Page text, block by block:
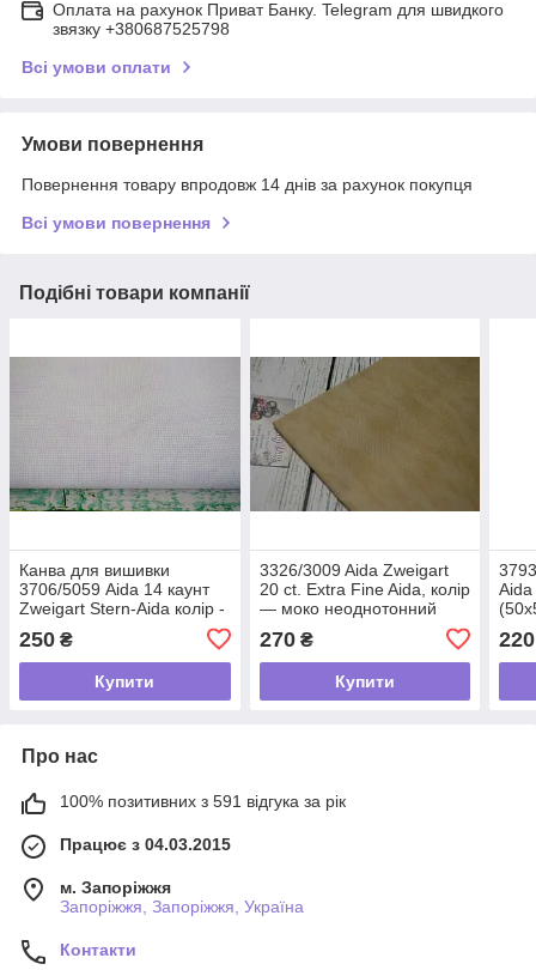
Оплата на рахунок Приват Банку. Telegram для швидкого
звязку +380687525798
Всі умови оплати
Умови повернення
Повернення товару впродовж 14 днів за рахунок покупця
Всі умови повернення
Подібні товари компанії
Канва для вишивки
3706/5059 Aida 14 каунт
Zweigart Stern-Aida колір -
(50х55см)
250 ₴
Купити
3326/3009 Aida Zweigart
20 ct. Extra Fine Aida, колір
— моко неоднотонний
270₴
Купити
220
Про нас
100% позитивних з 591 відгука за рік
Працює з 04.03.2015
м. Запоріжжя
Запоріжжя, Запоріжжя, Україна
Контакти